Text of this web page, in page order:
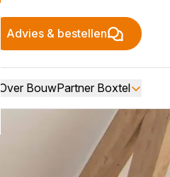
Advies & bestellen
Over BouwPartner Boxtel